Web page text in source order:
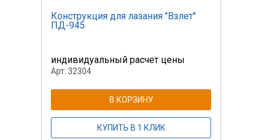
Конструкция для лазания "Взлет"
ПД-945
индивидуальный расчет цены
Арт: 32304
В КОРЗИНУ
КУПИТЬ В 1 КЛИК